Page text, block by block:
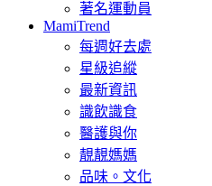
著名運動員
MamiTrend
每週好去處
星級追縱
最新資訊
識飲識食
醫護與你
靚靚媽媽
品味。文化